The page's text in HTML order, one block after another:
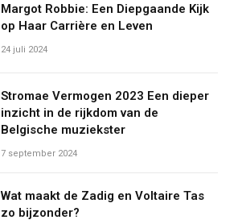
Margot Robbie: Een Diepgaande Kijk
op Haar Carrière en Leven
24 juli 2024
Stromae Vermogen 2023 Een dieper
inzicht in de rijkdom van de
Belgische muziekster
7 september 2024
Wat maakt de Zadig en Voltaire Tas
zo bijzonder?